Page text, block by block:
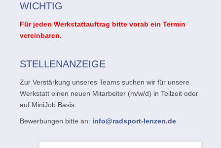
WICHTIG
Für jeden Werkstattauftrag bitte vorab ein Termin
vereinbaren.
STELLENANZEIGE
Zur Verstärkung unseres Teams suchen wir für unsere
Werkstatt einen neuen Mitarbeiter (m/w/d) in Teilzeit oder
auf MiniJob Basis.
Bewerbungen bitte an: info@radsport-lenzen.de